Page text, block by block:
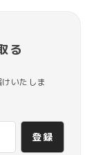
る
いたしま
登録